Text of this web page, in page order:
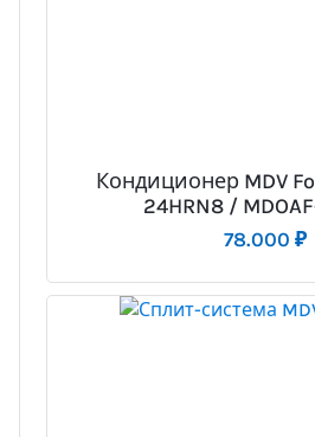
Кондиционер MDV
24HRN8 /
78.000 ₽